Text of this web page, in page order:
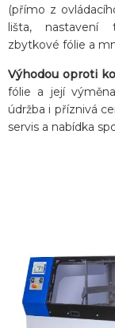
(přímo z
lišta, nastavení
zbytkové fólie a
Výhodou oproti
fólie a její
údržba i příznivá
servis a nabídka